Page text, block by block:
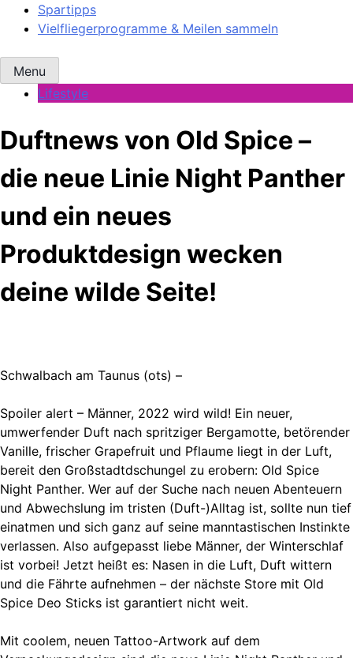
Spartipps
Vielfliegerprogramme & Meilen sammeln
Menu
Lifestyle
Duftnews von Old Spice –
die neue Linie Night Panther
und ein neues
Produktdesign wecken
deine wilde Seite!
Schwalbach am Taunus (ots) –
Spoiler alert – Männer, 2022 wird wild! Ein neuer,
umwerfender Duft nach spritziger Bergamotte, betörender
Vanille, frischer Grapefruit und Pflaume liegt in der Luft,
bereit den Großstadtdschungel zu erobern: Old Spice
Night Panther. Wer auf der Suche nach neuen Abenteuern
und Abwechslung im tristen (Duft-)Alltag ist, sollte nun tief
einatmen und sich ganz auf seine manntastischen Instinkte
verlassen. Also aufgepasst liebe Männer, der Winterschlaf
ist vorbei! Jetzt heißt es: Nasen in die Luft, Duft wittern
und die Fährte aufnehmen – der nächste Store mit Old
Spice Deo Sticks ist garantiert nicht weit.
Mit coolem, neuen Tattoo-Artwork auf dem